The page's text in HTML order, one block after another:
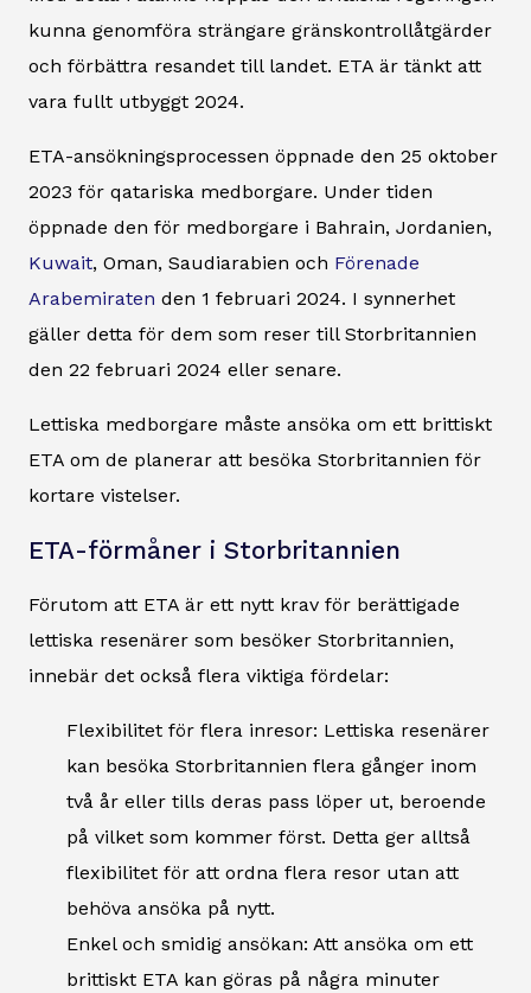
kunna genomföra strängare gränskontrollåtgärder
och förbättra resandet till landet. ETA är tänkt att
vara fullt utbyggt 2024.
ETA-ansökningsprocessen öppnade den 25 oktober
2023 för qatariska medborgare. Under tiden
öppnade den för medborgare i Bahrain, Jordanien,
Kuwait, Oman, Saudiarabien och Förenade
Arabemiraten den 1 februari 2024. I synnerhet
gäller detta för dem som reser till Storbritannien
den 22 februari 2024 eller senare.
Lettiska medborgare måste ansöka om ett brittiskt
ETA om de planerar att besöka Storbritannien för
kortare vistelser.
ETA-förmåner i Storbritannien
Förutom att ETA är ett nytt krav för berättigade
lettiska resenärer som besöker Storbritannien,
innebär det också flera viktiga fördelar:
Flexibilitet för flera inresor: Lettiska resenärer
kan besöka Storbritannien flera gånger inom
två år eller tills deras pass löper ut, beroende
på vilket som kommer först. Detta ger alltså
flexibilitet för att ordna flera resor utan att
behöva ansöka på nytt.
Enkel och smidig ansökan: Att ansöka om ett
brittiskt ETA kan göras på några minuter